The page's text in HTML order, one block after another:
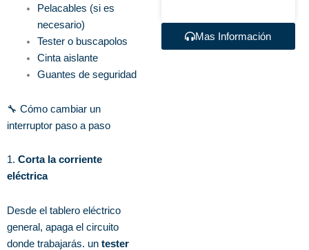
Pelacables (si es
necesario)
Tester o buscapolos
Cinta aislante
Guantes de seguridad
🔧 Cómo cambiar un
interruptor paso a paso
1. Corta la corriente
eléctrica
Desde el tablero eléctrico
general, apaga el circuito
donde trabajarás. un tester
Mas Información